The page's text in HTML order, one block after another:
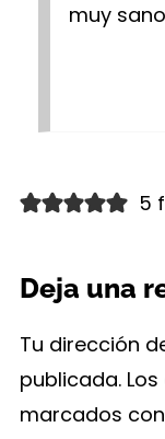
muy
5
Deja una
Tu dirección
publicada.
marcados con